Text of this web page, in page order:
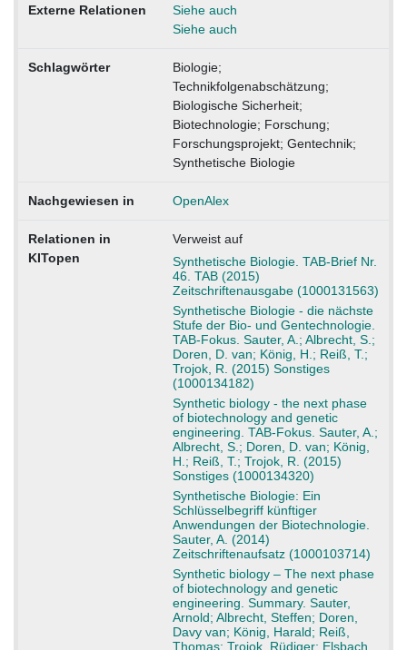
Externe Relationen
Siehe auch
Siehe auch
Schlagwörter
Biologie;
Technikfolgenabschätzung;
Biologische Sicherheit;
Biotechnologie; Forschung;
Forschungsprojekt; Gentechnik;
Synthetische Biologie
Nachgewiesen in OpenAlex
Relationen in
KITopen
Verweist auf
Synthetische Biologie. TAB-Brief Nr.
46. TAB (2015)
Zeitschriftenausgabe (1000131563)
Synthetische Biologie - die nächste
Stufe der Bio- und Gentechnologie.
TAB-Fokus. Sauter, A.; Albrecht, S.;
Doren, D. van; König, H.; Reiß, T.;
Trojok, R. (2015) Sonstiges
(1000134182)
Synthetic biology - the next phase
of biotechnology and genetic
engineering. TAB-Fokus. Sauter, A.;
Albrecht, S.; Doren, D. van; König,
H.; Reiß, T.; Trojok, R. (2015)
Sonstiges (1000134320)
Synthetische Biologie: Ein
Schlüsselbegriff künftiger
Anwendungen der Biotechnologie.
Sauter, A. (2014)
Zeitschriftenaufsatz (1000103714)
Synthetic biology – The next phase
of biotechnology and genetic
engineering. Summary. Sauter,
Arnold; Albrecht, Steffen; Doren,
Davy van; König, Harald; Reiß,
Thomas; Trojok, Rüdiger; Elsbach,